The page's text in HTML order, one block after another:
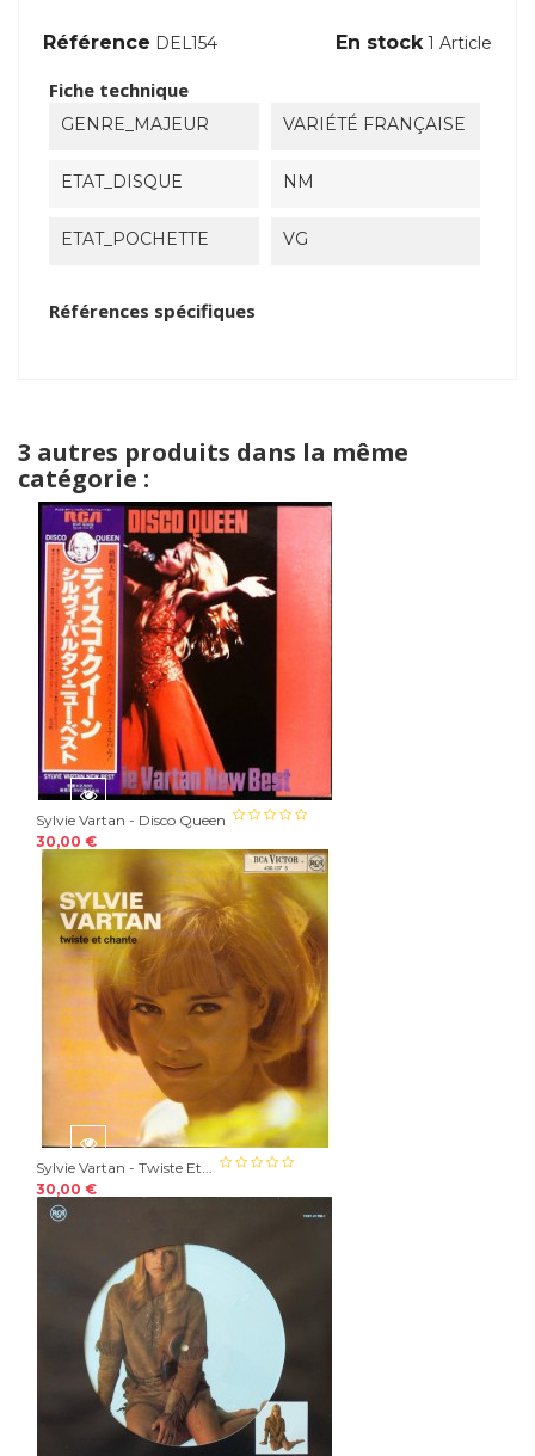
Référence DEL154 En stock 1 Article
Fiche technique
GENRE_MAJEUR VARIÉTÉ FRANÇAISE
ETAT_DISQUE NM
ETAT_POCHETTE VG
Références spécifiques
3 autres produits dans la même
catégorie :
Sylvie Vartan - Disco Queen
30,00 €
Sylvie Vartan - Twiste Et...
30,00 €